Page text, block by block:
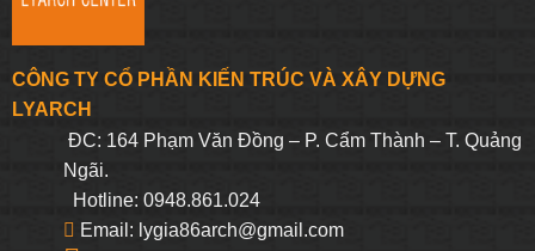
CÔNG TY CỔ PHẦN KIẾN TRÚC VÀ XÂY DỰNG
LYARCH
ĐC: 164 Phạm Văn Đồng – P. Cẩm Thành – T. Quảng
Ngãi.
Hotline: 0948.861.024
Email: lygia86arch@gmail.com